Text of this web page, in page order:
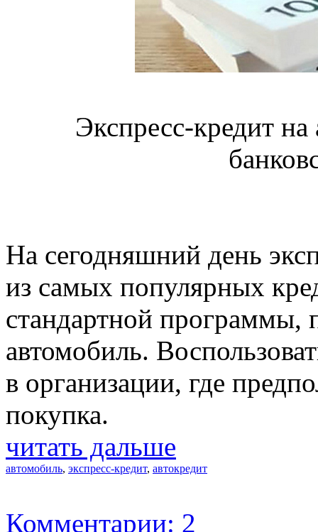
Экспресс-кредит
На сегодняшний день
из самых популярных
стандартной программы,
автомобиль.
в организации, где
покупка.
читать дальше
автомобиль, экспресс-кредит, автокредит
Комментарии: 2